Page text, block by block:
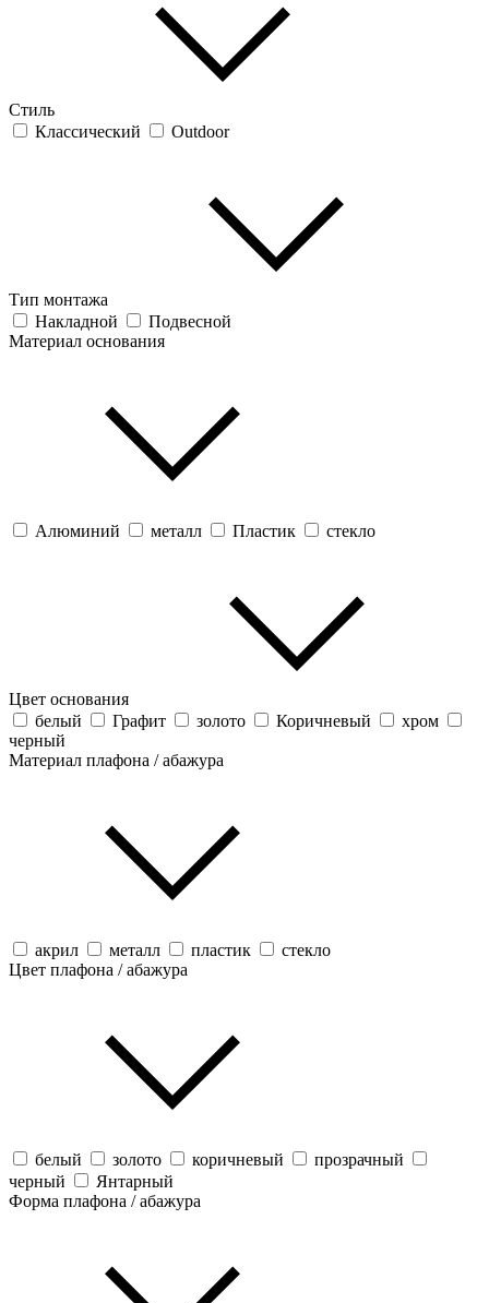
Стиль
Классический
Outdoor
Тип монтажа
Накладной
Подвесной
Материал основания
Алюминий металл Пластик стекло
Цвет основания
белый
Графит золото Коричневый
хром
черный
Материал плафона / абажура
акрил металл пластик
стекло
Цвет плафона / абажура
белый золото коричневый
прозрачный
черный
Янтарный
Форма плафона / абажура